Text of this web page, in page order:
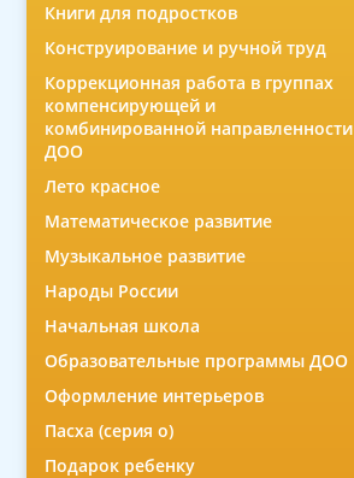
Книги для подростков
Конструирование и ручной труд
Коррекционная работа в группах
компенсирующей и
комбинированной направленности
ДОО
Лето красное
Математическое развитие
Музыкальное развитие
Народы России
Начальная школа
Образовательные программы ДОО
Оформление интерьеров
Пасха (серия о)
Подарок ребенку